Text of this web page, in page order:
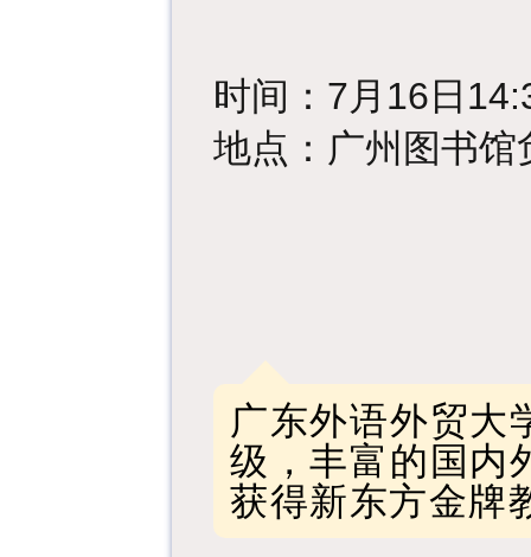
时间： 7月 16 日
地点：广州图书馆
广东外语外贸大
级，丰富的国内
获得新东方金牌